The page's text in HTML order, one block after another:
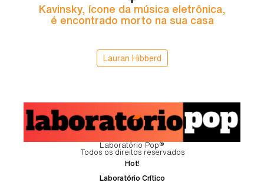
Kavinsky, ícone da música eletrônica,
é encontrado morto na sua casa
Lauran Hibberd
Laboratório Pop®
Todos os direitos reservados
Hot!
Laboratório Crítico